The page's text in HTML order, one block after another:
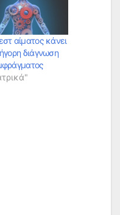
αίματος κάνει
διάγνωση